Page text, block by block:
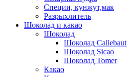
Специи, кунжут,мак
Разрыхлитель
Шоколад и какао
Шоколад
Шоколад Callebaut
Шоколад Sicao
Шоколад Tomer
Какао